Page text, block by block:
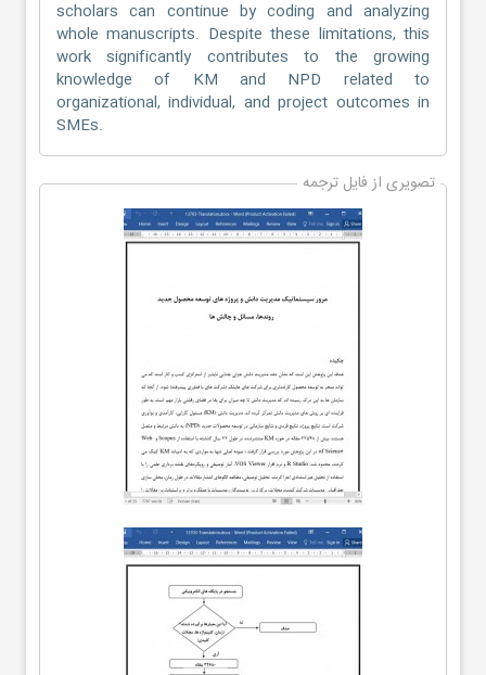
scholars can continue by coding and analyzing
whole manuscripts. Despite these limitations, this
work significantly contributes to the growing
knowledge of KM and NPD related to
organizational, individual, and project outcomes in
SMEs.
تصویری از فایل ترجمه